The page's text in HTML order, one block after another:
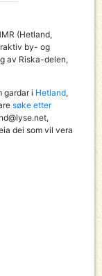
(Hetland,
by- og
av Riska-delen,
gardar i Hetland,
søke etter
,
dei som vil vera